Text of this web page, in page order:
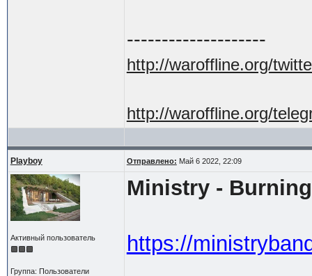
--------------------
http://waroffline.org/
http://waroffline.org/
Playboy Отправлено: Май 6 2022, 22:09
Активный пользователь
Группа: Пользователи
Ministry -
https://